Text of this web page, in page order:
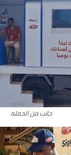
جانب من الحمله